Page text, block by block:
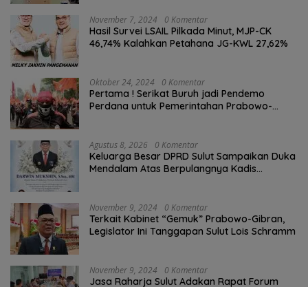
November 7, 2024 0 Komentar
Hasil Survei LSAIL Pilkada Minut, MJP-CK
46,74% Kalahkan Petahana JG-KWL 27,62%
Oktober 24, 2024 0 Komentar
Pertama ! Serikat Buruh jadi Pendemo
Perdana untuk Pemerintahan Prabowo-
Agustus 8, 2026 0 Komentar
Keluarga Besar DPRD Sulut Sampaikan Duka
Mendalam Atas Berpulangnya Kadis
November 9, 2024 0 Komentar
Terkait Kabinet “Gemuk” Prabowo-Gibran,
Legislator Ini Tanggapan Sulut Lois Schramm
November 9, 2024 0 Komentar
Jasa Raharja Sulut Adakan Rapat Forum